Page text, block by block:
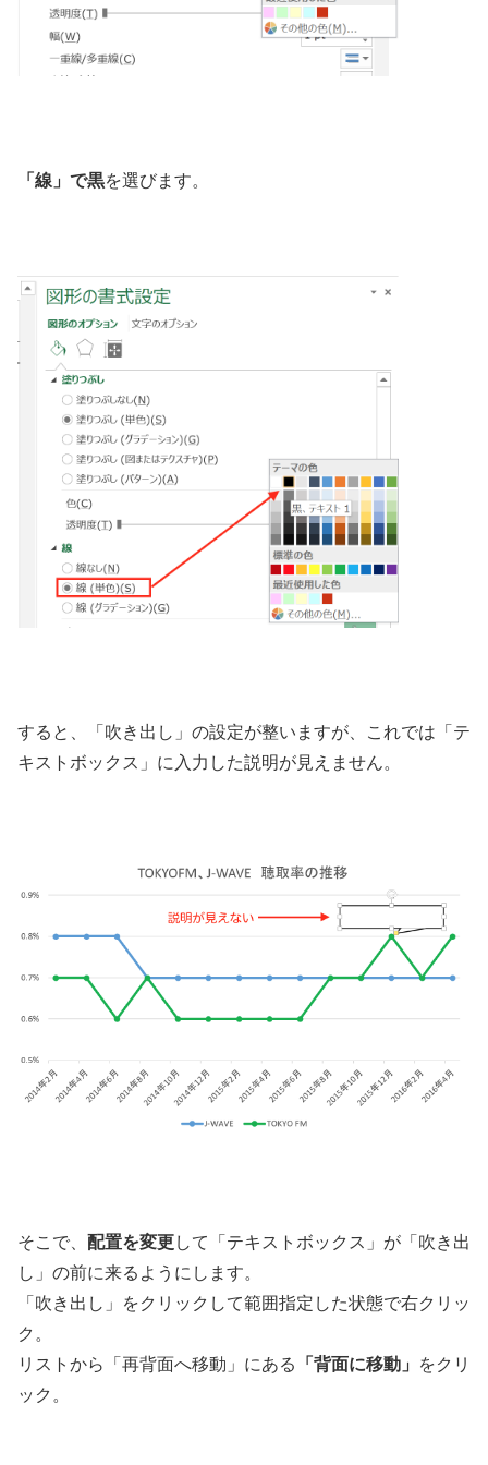
「線」で黒を選びます。
すると、「吹き出し」の設定が整いますが、これでは「テ
キストボックス」に入力した説明が見えません。
そこで、 配置を変更して「テキストボックス」が「吹き出
し」の前に来るようにします。
「吹き出し」をクリックして範囲指定した状態で右クリッ
ク。
リストから「再背面へ移動」にある
「背面に移動」
をクリ
ック。